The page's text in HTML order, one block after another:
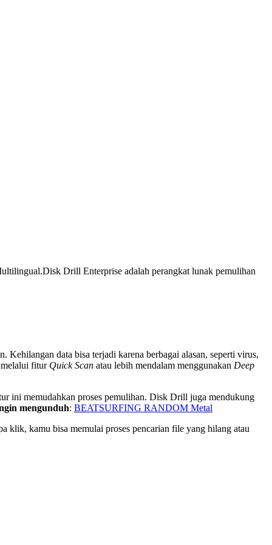
Drill Enterprise adalah perangkat lunak pemulihan
data bisa terjadi karena berbagai alasan, seperti virus,
melalui fitur Quick Scan atau lebih mendalam menggunakan Deep
ini memudahkan proses pemulihan. Disk Drill juga mendukung
mengunduh: BEATSURFING RANDOM Metal
klik, kamu bisa memulai proses pencarian file yang hilang atau